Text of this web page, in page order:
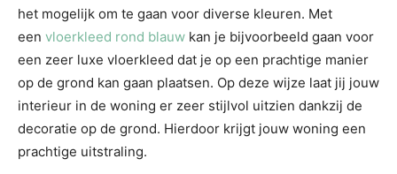
het mogelijk om te gaan voor diverse kleuren. Met
een vloerkleed rond blauw kan je bijvoorbeeld gaan voor
een zeer luxe vloerkleed dat je op een prachtige manier
op de grond kan gaan plaatsen. Op deze wijze laat jij jouw
interieur in de woning er zeer stijlvol uitzien dankzij de
decoratie op de grond. Hierdoor krijgt jouw woning een
prachtige uitstraling.